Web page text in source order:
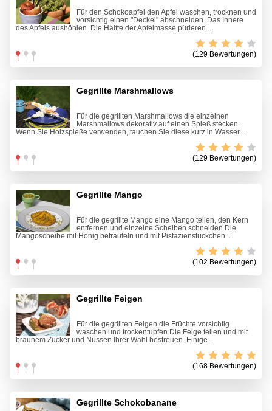
Für den Schokoapfel den Apfel waschen, trocknen und
vorsichtig einen "Deckel" abschneiden. Das Innere
des Apfels aushöhlen. Die Hälfte der Apfelmasse pürieren...
(129 Bewertungen)
Gegrillte Marshmallows
Für die gegrillten Marshmallows die einzelnen
Marshmallows dekorativ auf einen Spieß stecken.
Wenn Sie Holzspieße verwenden, tauchen Sie diese kurz in Wasser....
(129 Bewertungen)
Gegrillte Mango
Für die gegrillte Mango eine Mango teilen, den Kern
entfernen und einzelne Scheiben schneiden.Die
Mangoscheibe mit Honig beträufeln und mit Pistazienstückchen...
(102 Bewertungen)
Gegrillte Feigen
Für die gegrillten Feigen die Früchte vorsichtig
waschen und trockentupfen.Die Feige teilen und mit
braunem Zucker und Nüssen Ihrer Wahl bestreuen. Einige...
(168 Bewertungen)
Gegrillte Schokobanane